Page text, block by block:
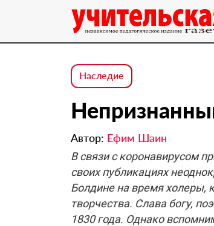
Наследие
Автор: Ефим Шаин
В связи с коронавирусом
своих публикациях
Болдине на время холеры,
творчества. Слава богу,
1830 года. Однако